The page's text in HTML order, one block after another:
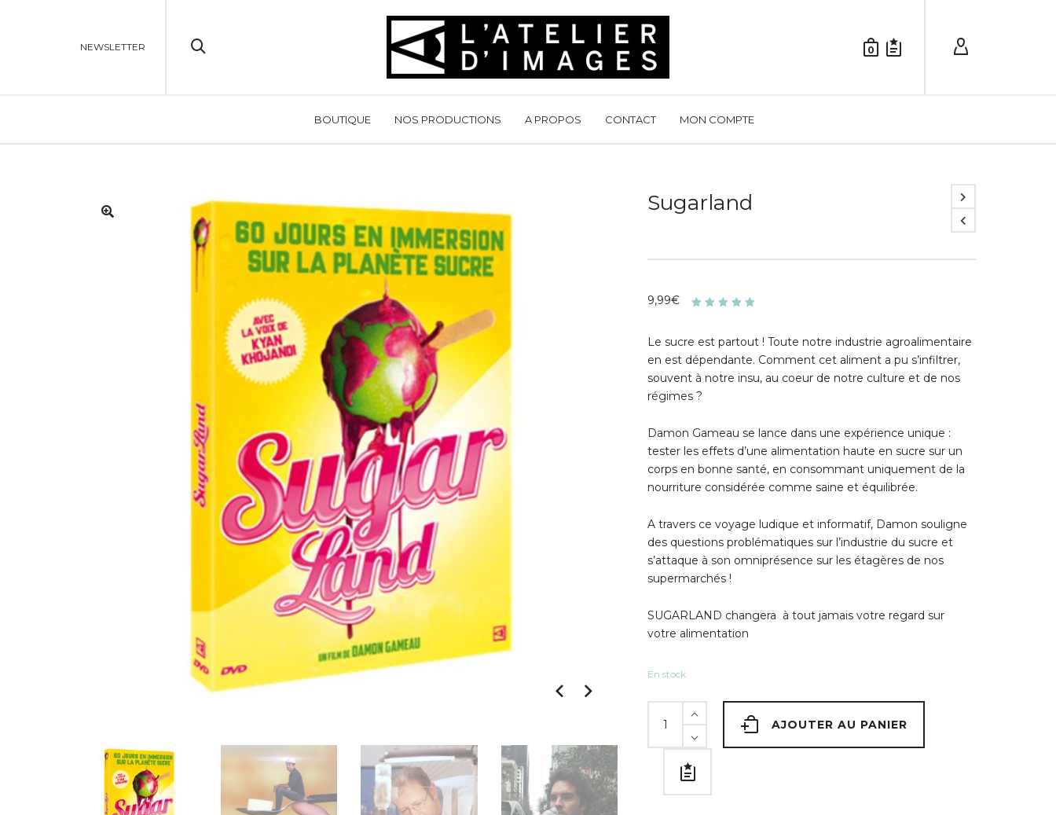
NEWSLETTER 0
BOUTIQUE NOS PRODUCTIONS A PROPOS CONTACT MON COMPTE
Sugarland
9,99€
Le sucre est partout ! Toute notre industrie agroalimentaire
en est dépendante. Comment cet aliment a pu s’infiltrer,
souvent à notre insu, au coeur de notre culture et de nos
régimes ?
Damon Gameau se lance dans une expérience unique :
tester les effets d’une alimentation haute en sucre sur un
corps en bonne santé, en consommant uniquement de la
nourriture considérée comme saine et équilibrée.
A travers ce voyage ludique et informatif, Damon souligne
des questions problématiques sur l’industrie du sucre et
s’attaque à son omniprésence sur les étagères de nos
supermarchés !
SUGARLAND changera à tout jamais votre regard sur
votre alimentation
En stock
AJOUTER AU PANIER